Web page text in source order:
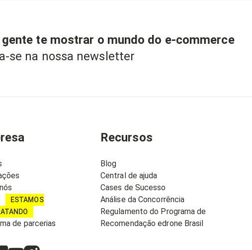
gente te mostrar o mundo do e-commerce
se na nossa newsletter
ESTAMOS
de parcerias
Recursos
Blog
Central de ajuda
Cases de Sucesso
Análise da Concorrência
Regulamento do Programa de
Recomendação edrone Brasil